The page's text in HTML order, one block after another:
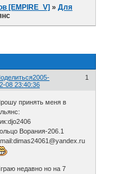
[EMPIRE_V] »Для
1
2005-
08 23:40:36
принять меня в
Ворания-206.1
недавно но на 7